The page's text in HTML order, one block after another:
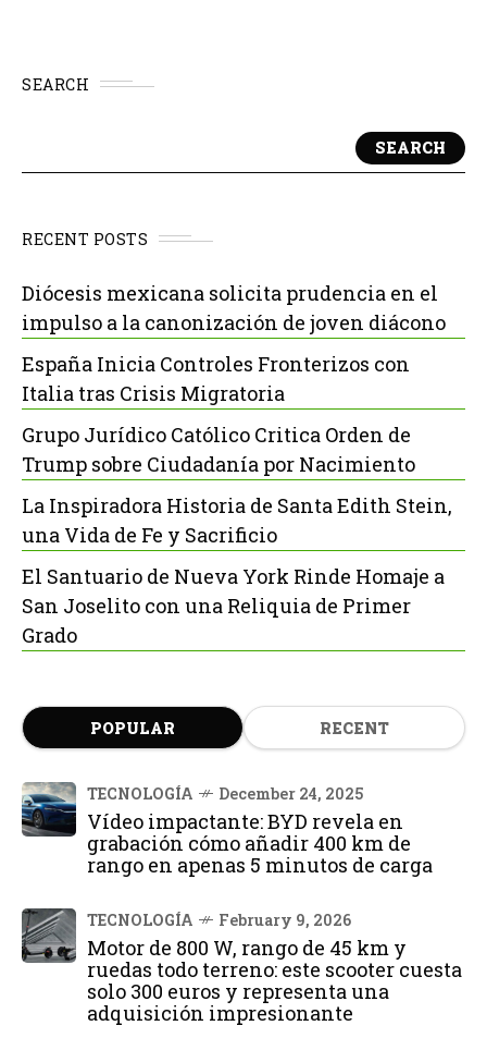
SEARCH
SEARCH
RECENT POSTS
Diócesis mexicana solicita prudencia en el
impulso a la canonización de joven diácono
España Inicia Controles Fronterizos con
Italia tras Crisis Migratoria
Grupo Jurídico Católico Critica Orden de
Trump sobre Ciudadanía por Nacimiento
La Inspiradora Historia de Santa Edith Stein,
una Vida de Fe y Sacrificio
El Santuario de Nueva York Rinde Homaje a
San Joselito con una Reliquia de Primer
Grado
POPULAR RECENT
TECNOLOGÍA December 24, 2025
Vídeo impactante: BYD revela en
grabación cómo añadir 400 km de
rango en apenas 5 minutos de carga
TECNOLOGÍA February 9, 2026
Motor de 800 W, rango de 45 km y
ruedas todo terreno: este scooter cuesta
solo 300 euros y representa una
adquisición impresionante